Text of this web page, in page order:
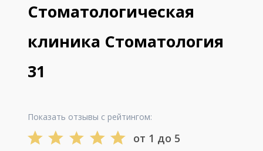
Стоматологическая
клиника Стоматология
31
Показать отзывы с рейтингом:
от 1 до 5